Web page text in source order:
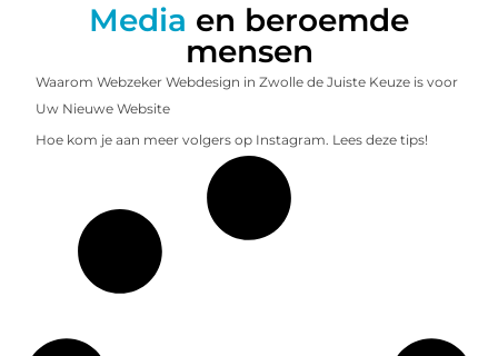
Media en beroemde
mensen
Waarom Webzeker Webdesign in Zwolle de Juiste Keuze is voor
Uw Nieuwe Website
Hoe kom je aan meer volgers op Instagram. Lees deze tips!